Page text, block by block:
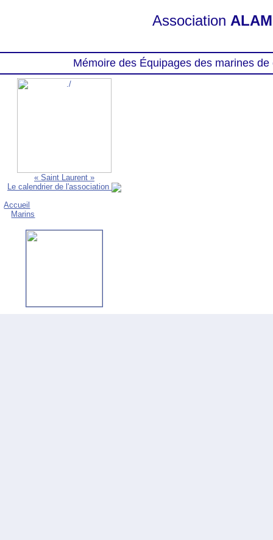
Association
Mémoire des Équipages des marines
« Saint Laurent »
Le calendrier de l'association
Accueil
Marins